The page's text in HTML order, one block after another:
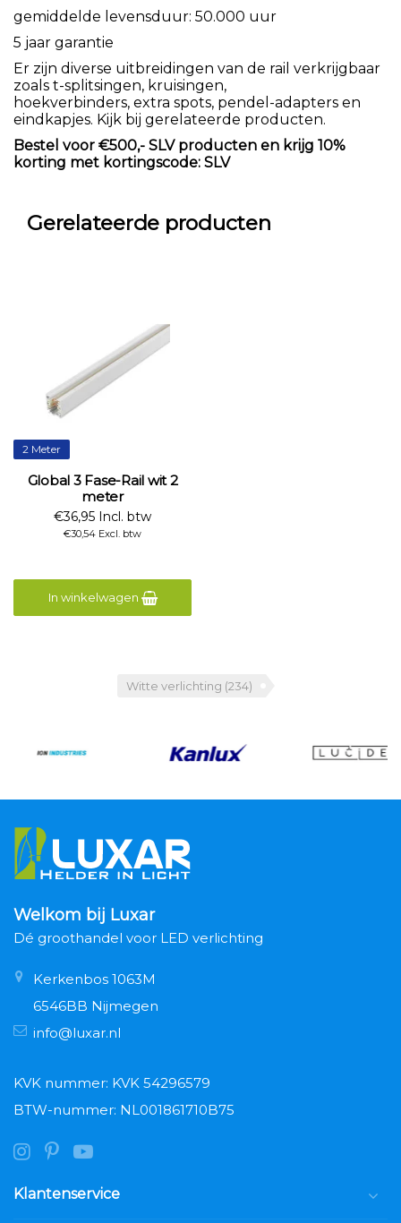
gemiddelde levensduur: 50.000 uur
5 jaar garantie
Er zijn diverse uitbreidingen van de rail verkrijgbaar
zoals t-splitsingen, kruisingen,
hoekverbinders, extra spots, pendel-adapters en
eindkapjes. Kijk bij gerelateerde producten.
Bestel voor €500,- SLV producten en krijg 10%
korting met kortingscode: SLV
Gerelateerde producten
2 Meter
Global 3 Fase-Rail wit 2
meter
€36,95 Incl. btw
€30,54 Excl. btw
In winkelwagen
Witte verlichting (234)
Welkom bij Luxar
Dé groothandel voor LED verlichting
Kerkenbos 1063M
6546BB Nijmegen
info@luxar.nl
KVK nummer: KVK 54296579
BTW-nummer: NL001861710B75
Klantenservice